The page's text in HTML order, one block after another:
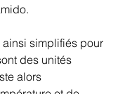
simplifiés pour
des unités
alors